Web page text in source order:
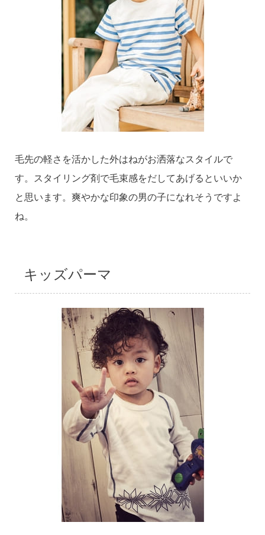
毛先の軽さを活かした外はねがお洒落なスタイルで
す。スタイリング剤で毛束感をだしてあげるといいか
と思います。爽やかな印象の男の子になれそうですよ
ね。
キッズパーマ